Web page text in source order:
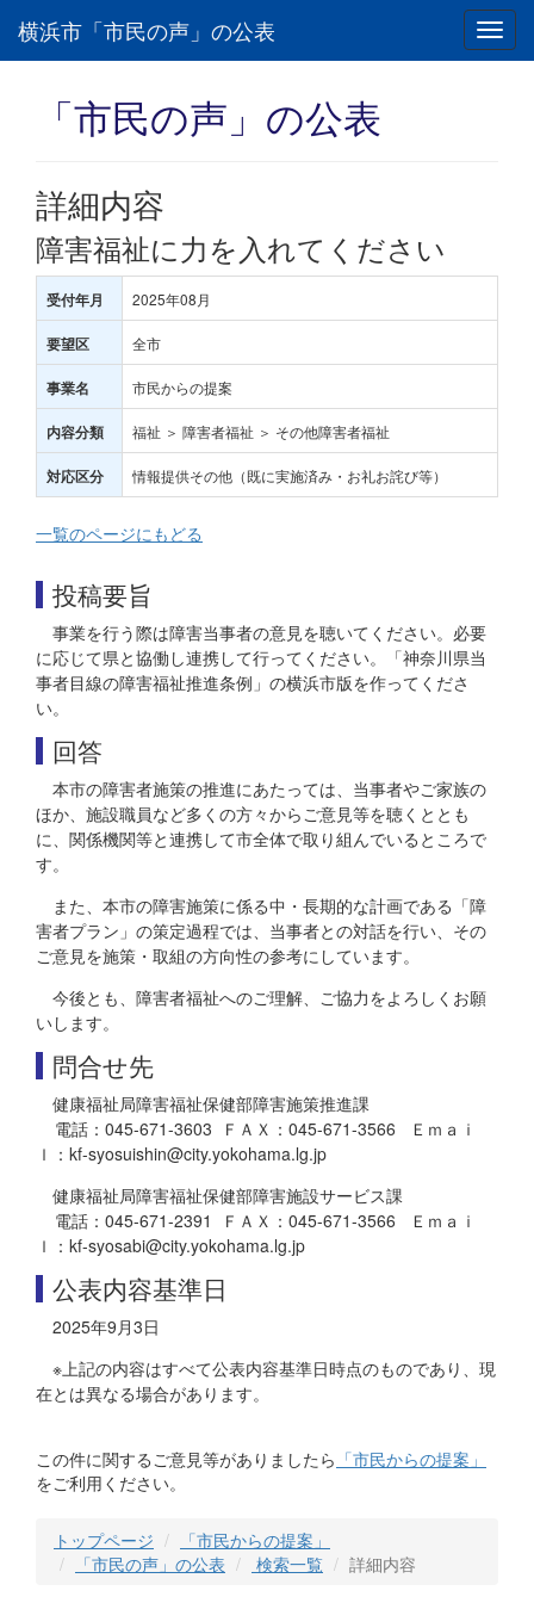
横浜市「市民の声」の公表
「市民の声」の公表
詳細内容
障害福祉に力を入れてください
受付年月 2025年08月
要望区 全市
事業名 市民からの提案
内容分類 福祉 ＞ 障害者福祉 ＞ その他障害者福祉
対応区分 情報提供その他（既に実施済み・お礼お詫び等）
一覧のページにもどる
投稿要旨
事業を行う際は障害当事者の意見を聴いてください。必要
に応じて県と協働し連携して行ってください。「神奈川県当
事者目線の障害福祉推進条例」の横浜市版を作ってくださ
い。
回答
本市の障害者施策の推進にあたっては、当事者やご家族の
ほか、施設職員など多くの方々からご意見等を聴くととも
に、関係機関等と連携して市全体で取り組んでいるところで
す。
また、本市の障害施策に係る中・長期的な計画である「障
害者プラン」の策定過程では、当事者との対話を行い、その
ご意見を施策・取組の方向性の参考にしています。
今後とも、障害者福祉へのご理解、ご協力をよろしくお願
いします。
問合せ先
健康福祉局障害福祉保健部障害施策推進課
電話：045-671-3603 ＦＡＸ：045-671-3566 Ｅｍａｉ
ｌ：kf-syosuishin@city.yokohama.lg.jp
健康福祉局障害福祉保健部障害施設サービス課
電話：045-671-2391 ＦＡＸ：045-671-3566 Ｅｍａｉ
ｌ：kf-syosabi@city.yokohama.lg.jp
公表内容基準日
2025年9月3日
※上記の内容はすべて公表内容基準日時点のものであり、現
在とは異なる場合があります。
この件に関するご意見等がありましたら 「市民からの提案」
をご利用ください。
トップページ
「市民からの提案」
「市民の声」の公表
検索一覧 詳細内容